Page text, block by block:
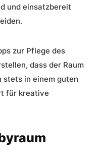
und einsatzbereit
zur Pflege des
dass der Raum
stets in einem guten
für kreative